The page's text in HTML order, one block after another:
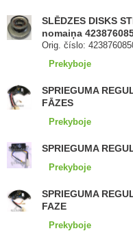
SLĒDZES DISKS
nomaiņa
Orig. číslo:
Prekyboje
SPRIEGUMA
FĀZES
Prekyboje
SPRIEGUMA
Prekyboje
SPRIEGUMA
FAZE
Prekyboje